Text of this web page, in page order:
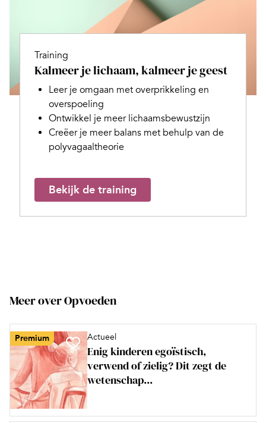
Training
Kalmeer je lichaam, kalmeer je geest
Leer je omgaan met overprikkeling en
overspoeling
Ontwikkel je meer lichaamsbewustzijn
Creëer je meer balans met behulp van de
polyvagaaltheorie
Bekijk de training
Meer over Opvoeden
Premium Actueel
Enig kinderen egoïstisch,
verwend of zielig? Dit zegt de
wetenschap...